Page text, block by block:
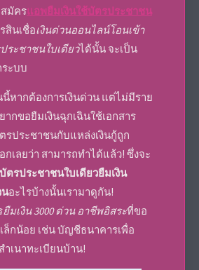
มัครแอพยืมเงินใช้บัตรประชาชน
สินเชื่อเงินด่วนออนไลน์โอนเข้า
ะชาชนใบเดียวได้นั้น จะเป็น
ระบบ
หากต้องการเงินด่วน แต่ไม่มีราย
กขอยืมเงินฉุกเฉินใช้เอกสาร
รประชาชนกับแหล่งเงินกู้ถูก
เลยว่า สามารถทำได้แล้ว! ซึ่งจะ
บัตรประชาชนใบเดียวยืมเงิน
นอะไรบ้างนั้นเรามาดูกัน!
ยืมเงิน 3000 ด่วน อาชีพอิสระที่ขอ
ล็กน้อย เช่น บัญชีธนาคารเพื่อ
ำเนาทะเบียนบ้าน!